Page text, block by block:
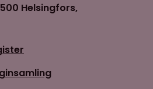
Helsingfors,